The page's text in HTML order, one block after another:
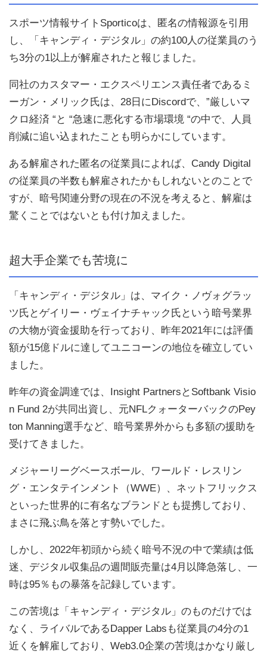
スポーツ情報サイトSporticoは、匿名の情報源を引用
し、「キャンディ・デジタル」の約100人の従業員のう
ち3分の1以上が解雇されたと報じました。
同社のカスタマー・エクスペリエンス責任者であるミ
ーガン・メリック氏は、28日にDiscordで、”厳しいマ
クロ経済 “と “急速に悪化する市場環境 “の中で、人員
削減に追い込まれたことも明らかにしています。
ある解雇された匿名の従業員によれば、Candy Digital
の従業員の半数も解雇されたかもしれないとのことで
すが、暗号関連分野の現在の不況を考えると、解雇は
驚くことではないとも付け加えました。
超大手企業でも苦境に
「キャンディ・デジタル」は、マイク・ノヴォグラッ
ツ氏とゲイリー・ヴェイナチャック氏という暗号業界
の大物が資金援助を行っており、昨年2021年には評価
額が15億ドルに達してユニコーンの地位を確立してい
ました。
昨年の資金調達では、Insight PartnersとSoftbank Visio
n Fund 2が共同出資し、元NFLクォーターバックのPey
ton Manning選手など、暗号業界外からも多額の援助を
受けてきました。
メジャーリーグベースボール、ワールド・レスリン
グ・エンタテインメント（WWE）、ネットフリックス
といった世界的に有名なブランドとも提携しており、
まさに飛ぶ鳥を落とす勢いでした。
しかし、2022年初頭から続く暗号不況の中で業績は低
迷、デジタル収集品の週間販売量は4月以降急落し、一
時は95％もの暴落を記録しています。
この苦境は「キャンディ・デジタル」のものだけでは
なく、ライバルであるDapper Labsも従業員の4分の1
近くを解雇しており、Web3.0企業の苦境はかなり厳し